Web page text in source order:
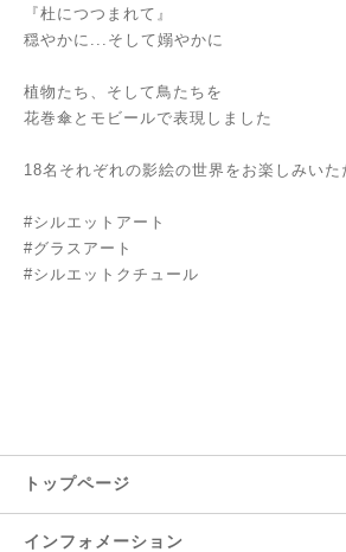
『杜につつまれて』
穏やかに...そして嫋やかに
植物たち、そして鳥たちを
花巻傘とモビールで表現しました
18名それぞれの影絵の世界をお楽しみいた
#シルエットアート
#グラスアート
#シルエットクチュール
トップページ
インフォメーション